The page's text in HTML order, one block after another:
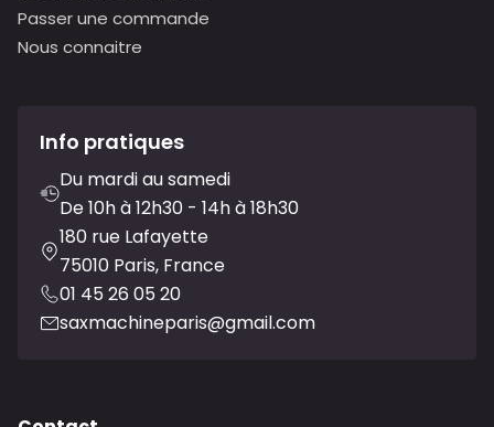
Passer une commande
Nous connaitre
Info pratiques
Du mardi au samedi
De 10h à 12h30 - 14h à 18h30
180 rue Lafayette
75010 Paris, France
01 45 26 05 20
saxmachineparis@gmail.com